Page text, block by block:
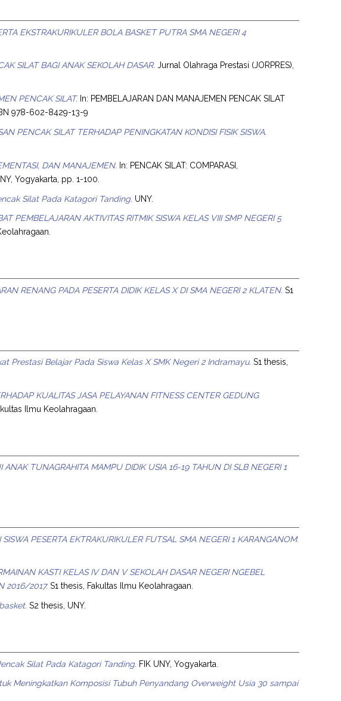
EKSTRAKURIKULER BOLA BASKET PUTRA SMA NEGERI 4
SILAT BAGI ANAK SEKOLAH DASAR. Jurnal Olahraga Prestasi (JORPRES),
PENCAK SILAT. In: PEMBELAJARAN DAN MANAJEMEN PENCAK SILAT
978-602-8429-13-9
PENCAK SILAT TERHADAP PENINGKATAN KONDISI FISIK SISWA.
DAN MANAJEMEN. In: PENCAK SILAT: COMPARASI,
Yogyakarta, pp. 1-100.
Silat Pada Katagori Tanding. UNY.
PEMBELAJARAN AKTIVITAS RITMIK SISWA KELAS VIII SMP NEGERI 5
RENANG PADA PESERTA DIDIK KELAS X DI SMA NEGERI 2 KLATEN. S1
Prestasi Belajar Pada Siswa Kelas X SMK Negeri 2 Indramayu. S1 thesis,
KUALITAS JASA PELAYANAN FITNESS CENTER GEDUNG
Ilmu Keolahragaan.
ANAK TUNAGRAHITA MAMPU DIDIK USIA 16-19 TAHUN DI SLB NEGERI 1
PESERTA EKTRAKURIKULER FUTSAL SMA NEGERI 1 KARANGANOM.
KASTI KELAS IV DAN V SEKOLAH DASAR NEGERI NGEBEL
2016/2017. S1 thesis, Fakultas Ilmu Keolahragaan.
S2 thesis, UNY.
Silat Pada Katagori Tanding. FIK UNY, Yogyakarta.
Meningkatkan Komposisi Tubuh Penyandang Overweight Usia 30 sampai